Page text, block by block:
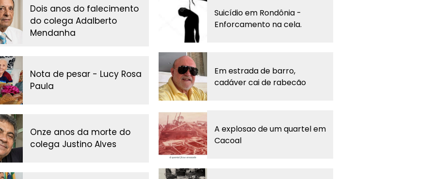
Dois anos do falecimento
do colega Adalberto
Mendanha
Nota de pesar - Lucy Rosa
Paula
Onze anos da morte do
colega Justino Alves
Suicídio em Rondônia -
Enforcamento na cela.
Em estrada de barro,
cadáver cai de rabecão
A explosao de um quartel em
Cacoal